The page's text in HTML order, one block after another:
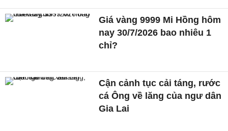
Giá vàng 9999 Mi Hồng hôm
nay 30/7/2026 bao nhiêu 1
chỉ?
Cận cảnh tục cải táng, rước
cá Ông về lăng của ngư dân
Gia Lai